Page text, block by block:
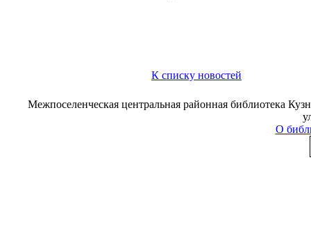
К списку новостей
Межпоселенческая центральная районная библиотека
О